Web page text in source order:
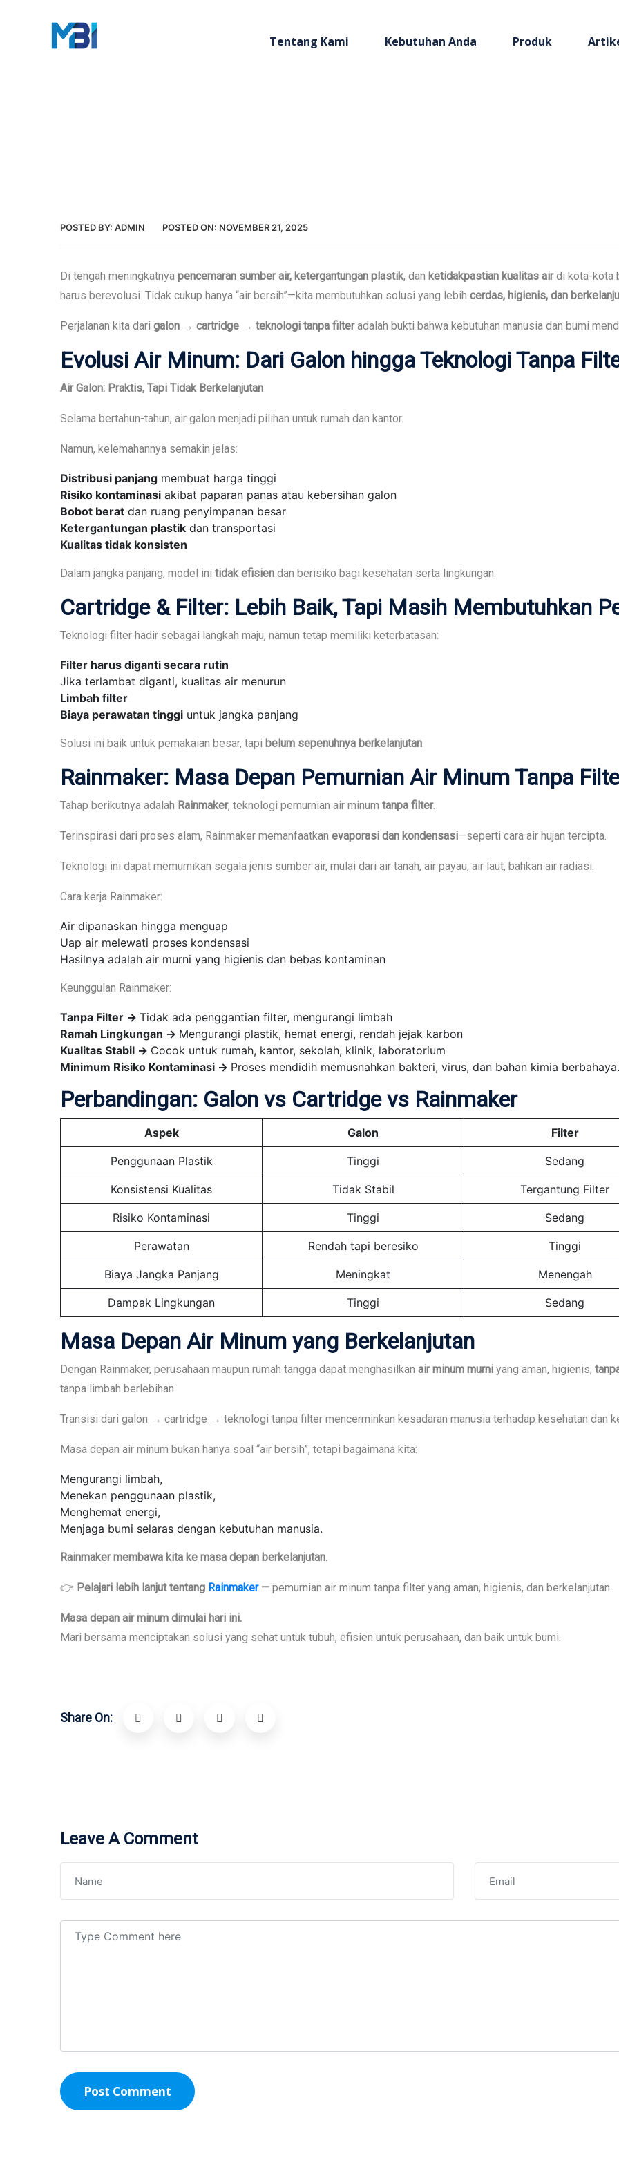
Tentang Kami Kebutuhan Anda Produk
POSTED BY: ADMIN POSTED ON: NOVEMBER 21, 2025
Di tengah meningkatnya pencemaran sumber air, ketergantungan plastik, dan ketidakpastian kualitas airdi kota-kota
harus berevolusi. Tidak cukup hanya “air bersih”—kita membutuhkan solusi yang lebih cerdas, higienis, dan
Perjalanan kita dari galon → cartridge → teknologi tanpa filteradalah bukti bahwa kebutuhan manusia dan bumi
Evolusi Air Minum: Dari Galon hinggaTeknologi Tanpa
Air Galon: Praktis, Tapi Tidak Berkelanjutan
Selama bertahun-tahun, air galon menjadi pilihan untuk rumah dan kantor.
Namun, kelemahannya semakin jelas:
Distribusi panjang membuat harga tinggi
Risiko kontaminasi akibat paparan panas atau kebersihan galon
Bobot berat dan ruang penyimpanan besar
Ketergantungan plastik dan transportasi
Kualitas tidak konsisten
Dalam jangka panjang, model ini tidak efisien dan berisiko bagi kesehatan serta lingkungan.
Cartridge & Filter: Lebih Baik, Tapi Masih Membutuhkan
Teknologi filter hadir sebagai langkah maju, namun tetap memiliki keterbatasan:
Filter harus diganti secara rutin
Jika terlambat diganti, kualitas air menurun
Limbah filter
Biaya perawatan tinggi untuk jangka panjang
Solusi ini baik untuk pemakaian besar, tapi belum sepenuhnya berkelanjutan.
Rainmaker: Masa Depan Pemurnian Air MinumTanpa
Tahap berikutnya adalah Rainmaker, teknologi pemurnian air minum tanpa filter.
Terinspirasi dari proses alam, Rainmaker memanfaatkan evaporasi dan kondensasi—seperti cara air hujan tercipta.
Teknologi ini dapat memurnikan segala jenis sumber air, mulai dari air tanah, air payau, air laut, bahkan air radiasi.
Cara kerja Rainmaker:
Air dipanaskan hingga menguap
Uap air melewati proses kondensasi
Hasilnya adalah air murni yang higienis dan bebas kontaminan
Keunggulan Rainmaker:
Tanpa Filter → Tidak ada penggantian filter, mengurangi limbah
Ramah Lingkungan → Mengurangi plastik, hemat energi, rendah jejak karbon
Kualitas Stabil → Cocok untuk rumah, kantor, sekolah, klinik, laboratorium
Minimum Risiko Kontaminasi → Proses mendidih memusnahkan bakteri, virus, dan bahan kimia berbahaya.
Perbandingan: Galon vs Cartridge vs Rainmaker
Aspek Galon Filter
Penggunaan Plastik Tinggi Sedang
Konsistensi Kualitas Tidak Stabil Tergantung Filter
Risiko Kontaminasi Tinggi Sedang
Perawatan Rendah tapi beresiko Tinggi
Biaya Jangka Panjang Meningkat Menengah
Dampak Lingkungan Tinggi Sedang
Masa Depan Air Minum yang Berkelanjutan
Dengan Rainmaker, perusahaan maupun rumah tangga dapat menghasilkan air minum murni yang aman, higienis,
tanpa limbah berlebihan.
Transisi dari galon → cartridge → teknologi tanpa filter mencerminkan kesadaran manusia terhadap kesehatan dan
Masa depan air minum bukan hanya soal “air bersih”, tetapi bagaimana kita:
Mengurangi limbah,
Menekan penggunaan plastik,
Menghemat energi,
Menjaga bumi selaras dengan kebutuhan manusia.
Rainmaker membawa kita ke masa depan berkelanjutan.
👉 Pelajari lebih lanjut tentang Rainmaker— pemurnian air minum tanpa filter yang aman, higienis, dan berkelanjutan.
Masa depan air minum dimulai hari ini.
Mari bersama menciptakan solusi yang sehat untuk tubuh, efisien untuk perusahaan, dan baik untuk bumi.
Share On:
Leave A Comment
Post Comment